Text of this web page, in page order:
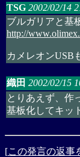
TSG 2002/02/14
ブルガリアと基
http://
カメレオンUSB
織田 2002/02/15
とりあえず、作
基板化してキッ
[この発言の返事